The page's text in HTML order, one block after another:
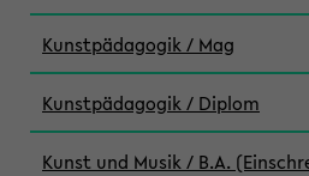
Kunstpädagogik / Mag
Kunstpädagogik / Diplom
Kunst und Musik / B.A.